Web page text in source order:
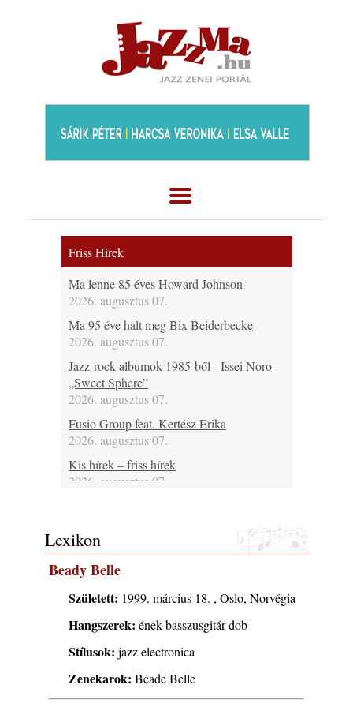
Friss Hírek
Ma lenne 85 éves Howard Johnson
2026. augusztus 07.
Ma 95 éve halt meg Bix Beiderbecke
2026. augusztus 07.
Jazz-rock albumok 1985-ből - Issei Noro
„Sweet Sphere”
2026. augusztus 07.
Fusio Group feat. Kertész Erika
2026. augusztus 07.
Kis hírek – friss hírek
2026. augusztus 07.
A www.jazzma.hu-n eddig megjelent írások
összegzése – 2026 augusztus
2026. augusztus 06.
Főszerkesztői jegyzet – 2026 augusztus
2026. augusztus 06.
Jazz-rock albumok 1984-ből - John Scofield
„Electric Outlet”
2026. augusztus 06.
X. BOHÉM JAZZFŐVÁROS fesztivál,
Lexikon
Beady Belle
Született: 1999. március 18. , Oslo, Norvégia
Hangszerek: ének-basszusgitár-dob
Stílusok: jazz electronica
Zenekarok: Beade Belle